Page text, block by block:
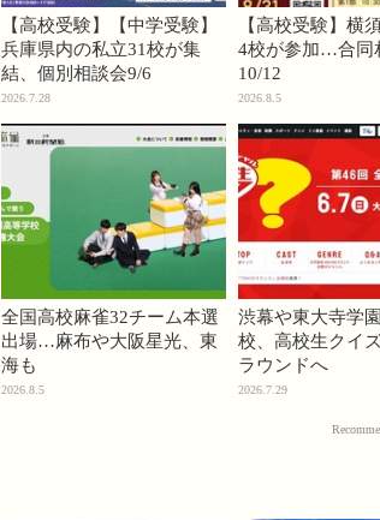
【高校受験】【中学受験】
兵庫県内の私立31校が集
結、個別相談会9/6
2026.7.28
【高校受験】横
4校が参加…合同
10/12
2026.8.5
全国高校麻雀32チーム本選
出場…麻布や大阪星光、東
海も
2026.8.5
渋幕や東大寺学
校、高校生クイ
ラウンドへ
2026.7.29